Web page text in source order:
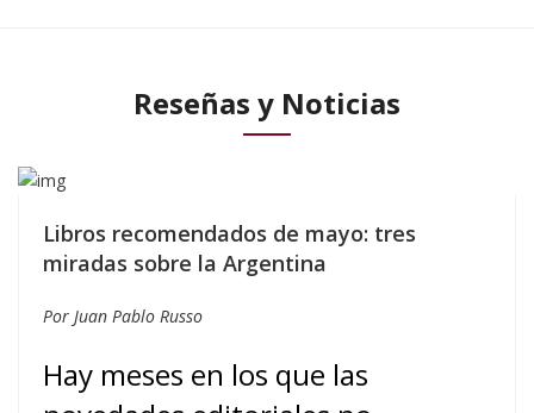
Reseñas y Noticias
Libros recomendados de mayo: tres
miradas sobre la Argentina
Por Juan Pablo Russo
Hay meses en los que las